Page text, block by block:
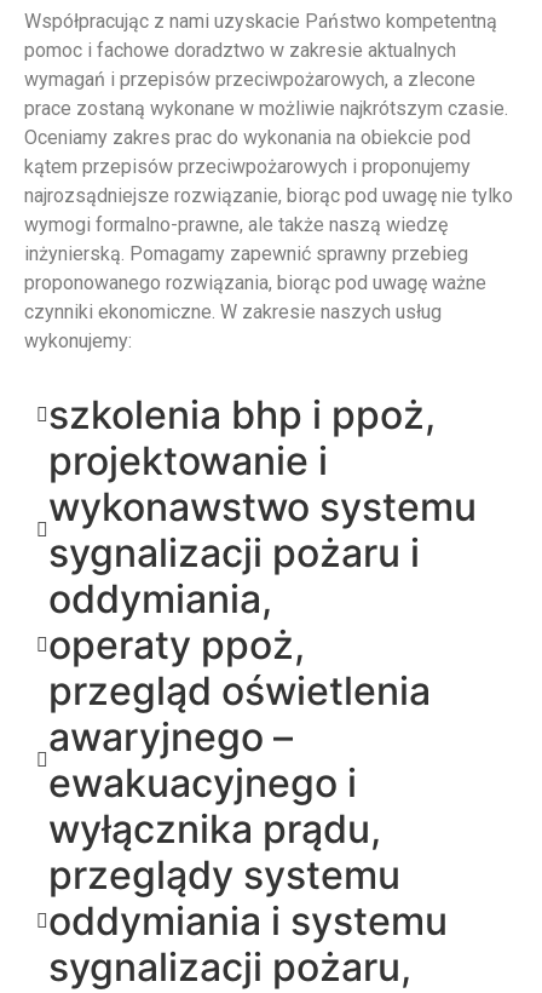
Współpracując z nami uzyskacie Państwo kompetentną
pomoc i fachowe doradztwo w zakresie aktualnych
wymagań i przepisów przeciwpożarowych, a zlecone
prace zostaną wykonane w możliwie najkrótszym czasie.
Oceniamy zakres prac do wykonania na obiekcie pod
kątem przepisów przeciwpożarowych i proponujemy
najrozsądniejsze rozwiązanie, biorąc pod uwagę nie tylko
wymogi formalno-prawne, ale także naszą wiedzę
inżynierską. Pomagamy zapewnić sprawny przebieg
proponowanego rozwiązania, biorąc pod uwagę ważne
czynniki ekonomiczne. W zakresie naszych usług
wykonujemy:
szkolenia bhp i ppoż,
projektowanie i
wykonawstwo systemu
sygnalizacji pożaru i
oddymiania,
operaty ppoż,
przegląd oświetlenia
awaryjnego –
ewakuacyjnego i
wyłącznika prądu,
przeglądy systemu
oddymiania i systemu
sygnalizacji pożaru,